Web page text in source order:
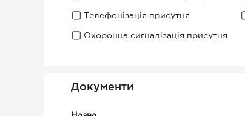
Телефонізація присутня
Охоронна сигналізація присутня
Документи